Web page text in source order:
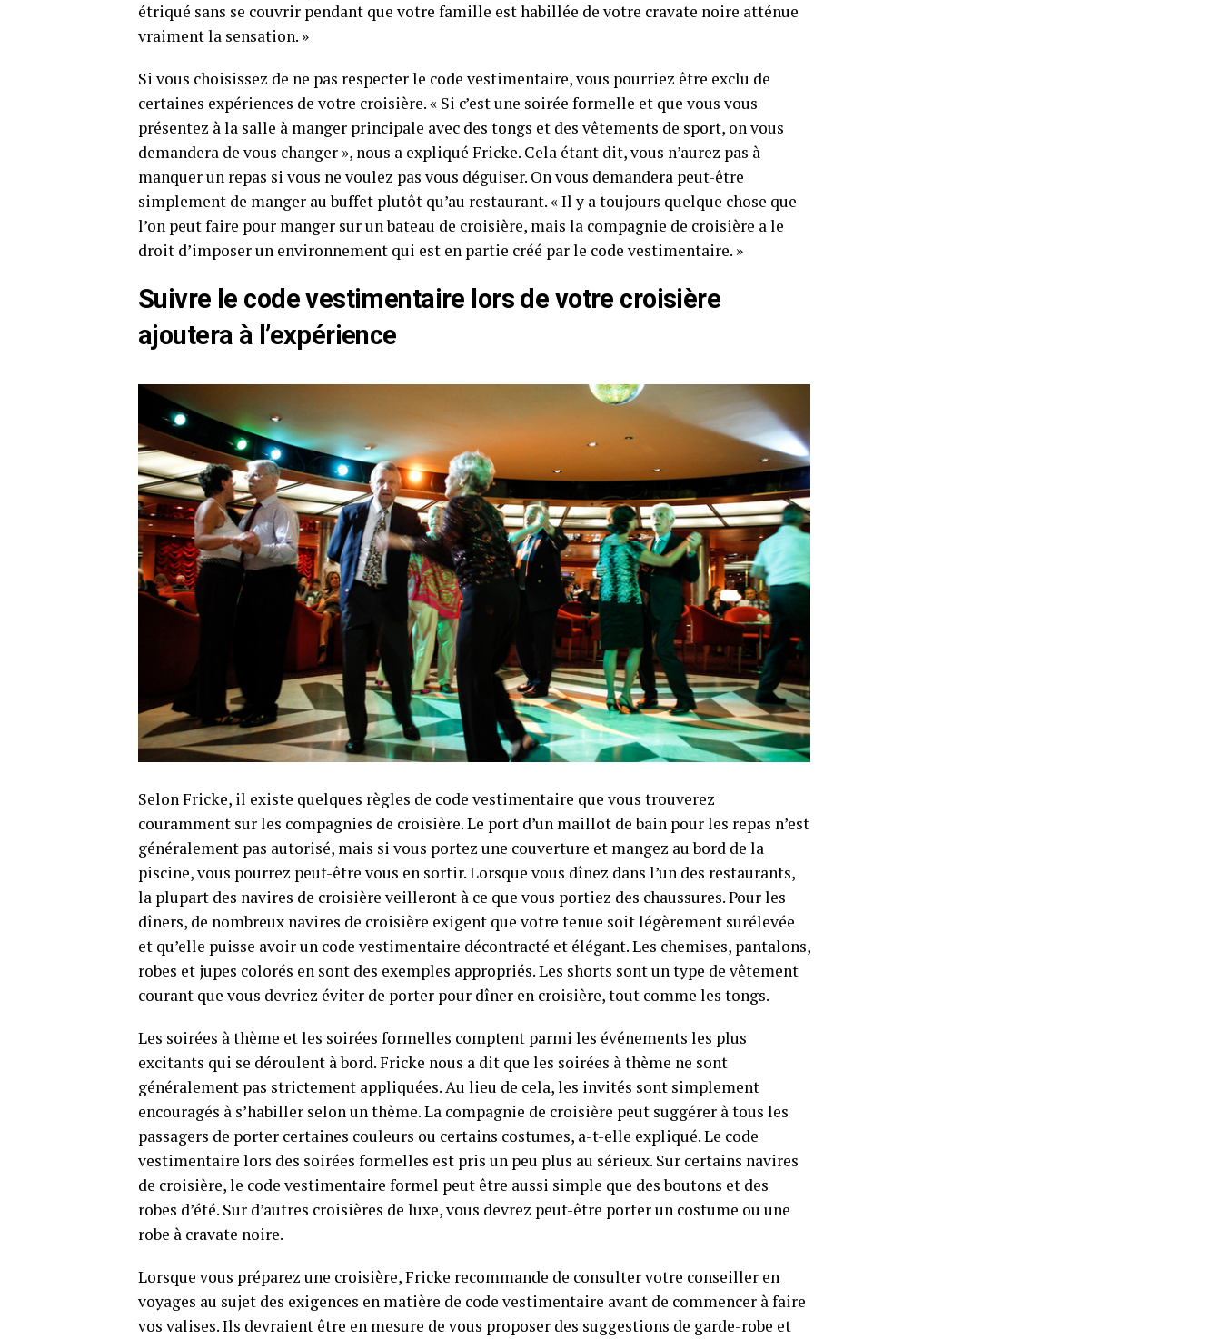
étriqué sans se couvrir pendant que votre famille est habillée de votre cravate noire atténue
vraiment la sensation. »
Si vous choisissez de ne pas respecter le code vestimentaire, vous pourriez être exclu de
certaines expériences de votre croisière. « Si c’est une soirée formelle et que vous vous
présentez à la salle à manger principale avec des tongs et des vêtements de sport, on vous
demandera de vous changer », nous a expliqué Fricke. Cela étant dit, vous n’aurez pas à
manquer un repas si vous ne voulez pas vous déguiser. On vous demandera peut-être
simplement de manger au buffet plutôt qu’au restaurant. « Il y a toujours quelque chose que
l’on peut faire pour manger sur un bateau de croisière, mais la compagnie de croisière a le
droit d’imposer un environnement qui est en partie créé par le code vestimentaire. »
Suivre le code vestimentaire lors de votre croisière
ajoutera à l’expérience
Selon Fricke, il existe quelques règles de code vestimentaire que vous trouverez
couramment sur les compagnies de croisière. Le port d’un maillot de bain pour les repas n’est
généralement pas autorisé, mais si vous portez une couverture et mangez au bord de la
piscine, vous pourrez peut-être vous en sortir. Lorsque vous dînez dans l’un des restaurants,
la plupart des navires de croisière veilleront à ce que vous portiez des chaussures. Pour les
dîners, de nombreux navires de croisière exigent que votre tenue soit légèrement surélevée
et qu’elle puisse avoir un code vestimentaire décontracté et élégant. Les chemises, pantalons,
robes et jupes colorés en sont des exemples appropriés. Les shorts sont un type de vêtement
courant que vous devriez éviter de porter pour dîner en croisière, tout comme les tongs.
Les soirées à thème et les soirées formelles comptent parmi les événements les plus
excitants qui se déroulent à bord. Fricke nous a dit que les soirées à thème ne sont
généralement pas strictement appliquées. Au lieu de cela, les invités sont simplement
encouragés à s’habiller selon un thème. La compagnie de croisière peut suggérer à tous les
passagers de porter certaines couleurs ou certains costumes, a-t-elle expliqué. Le code
vestimentaire lors des soirées formelles est pris un peu plus au sérieux. Sur certains navires
de croisière, le code vestimentaire formel peut être aussi simple que des boutons et des
robes d’été. Sur d’autres croisières de luxe, vous devrez peut-être porter un costume ou une
robe à cravate noire.
Lorsque vous préparez une croisière, Fricke recommande de consulter votre conseiller en
voyages au sujet des exigences en matière de code vestimentaire avant de commencer à faire
vos valises. Ils devraient être en mesure de vous proposer des suggestions de garde-robe et